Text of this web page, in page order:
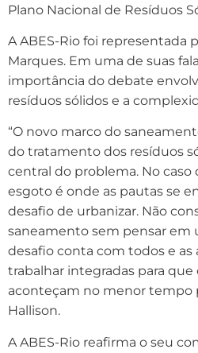
Plano Nacional de Resíduos
A ABES-Rio foi representada
Marques. Em uma de suas
importância do debate
resíduos sólidos e a
“O novo marco do
do tratamento dos resíduos
central do problema. No
esgoto é onde as pautas se
desafio de urbanizar. Não
saneamento sem pensar em
desafio conta com todos e as
trabalhar integradas para que
aconteçam no menor tempo
Hallison.
A ABES-Rio reafirma o seu